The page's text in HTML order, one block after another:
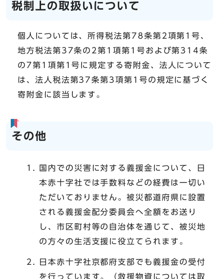
税制上の取扱いについて
個人については、所得税法第78条第2項第1号、
地方税法第37条の2第1項第1号および第314条
の7第1項第1号に規定する寄附金、法人について
は、法人税法第37条第3項第1号の規定に基づく
寄附金に該当します。
その他
国内での災害に対する義援金について、日
本赤十字社では手数料などの経費は一切い
ただいておりません。被災都道府県に設置
される義援金配分委員会へ全額をお送り
し、市区町村等の自治体を通じて、被災地
の方々の生活支援に役立てられます。
日本赤十字社京都府支部でも義援金の受付
を行っています。（救援物資については取